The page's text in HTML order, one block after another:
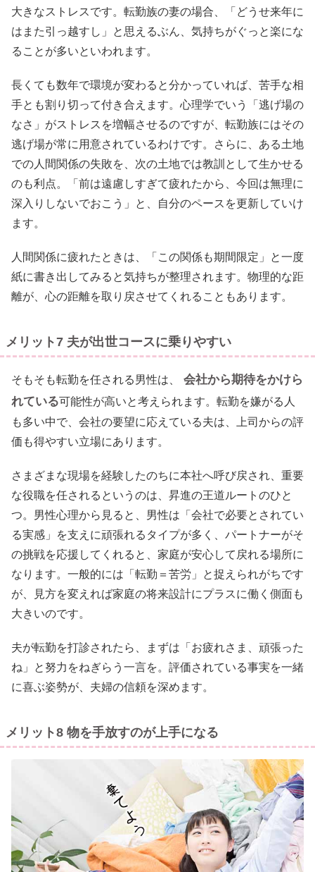
大きなストレスです。転勤族の妻の場合、「どうせ来年に
はまた引っ越すし」と思えるぶん、気持ちがぐっと楽にな
ることが多いといわれます。
長くても数年で環境が変わると分かっていれば、苦手な相
手とも割り切って付き合えます。心理学でいう「逃げ場の
なさ」がストレスを増幅させるのですが、転勤族にはその
逃げ場が常に用意されているわけです。さらに、ある土地
での人間関係の失敗を、次の土地では教訓として生かせる
のも利点。「前は遠慮しすぎて疲れたから、今回は無理に
深入りしないでおこう」と、自分のペースを更新していけ
ます。
人間関係に疲れたときは、「この関係も期間限定」と一度
紙に書き出してみると気持ちが整理されます。物理的な距
離が、心の距離を取り戻させてくれることもあります。
メリット7 夫が出世コースに乗りやすい
そもそも転勤を任される男性は、
会社から期待をかけら
れている可能性が高いと考えられます。転勤を嫌がる人
も多い中で、会社の要望に応えている夫は、上司からの評
価も得やすい立場にあります。
さまざまな現場を経験したのちに本社へ呼び戻され、重要
な役職を任されるというのは、昇進の王道ルートのひと
つ。男性心理から見ると、男性は「会社で必要とされてい
る実感」を支えに頑張れるタイプが多く、パートナーがそ
の挑戦を応援してくれると、家庭が安心して戻れる場所に
なります。一般的には「転勤＝苦労」と捉えられがちです
が、見方を変えれば家庭の将来設計にプラスに働く側面も
大きいのです。
夫が転勤を打診されたら、まずは「お疲れさま、頑張った
ね」と努力をねぎらう一言を。評価されている事実を一緒
に喜ぶ姿勢が、夫婦の信頼を深めます。
メリット8 物を手放すのが上手になる